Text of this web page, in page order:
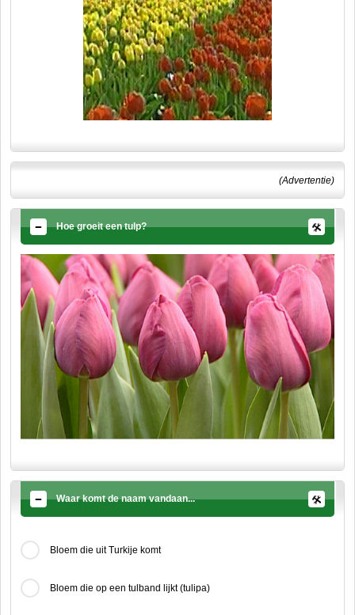
(Advertentie)
Hoe groeit een tulp?
Waar komt de naam vandaan...
Bloem die uit Turkije komt
Bloem die op een tulband lijkt (tulipa)